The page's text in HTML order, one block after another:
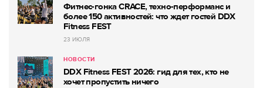
Фитнес-гонка CRACE, техно-перформанс и
более 150 активностей: что ждет гостей DDX
Fitness FEST
23 ИЮЛЯ
НОВОСТИ
DDX Fitness FEST 2026: гид для тех, кто не
хочет пропустить ничего